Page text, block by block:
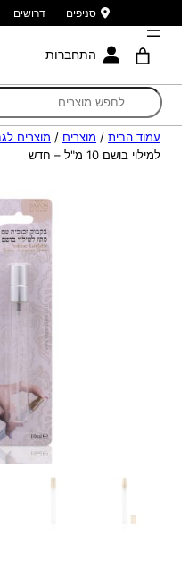
סניפים דרושים
התחברות
עמוד הבית / מוצרים / מוצרים
למילוי בושם 10 מ"ל – חדש